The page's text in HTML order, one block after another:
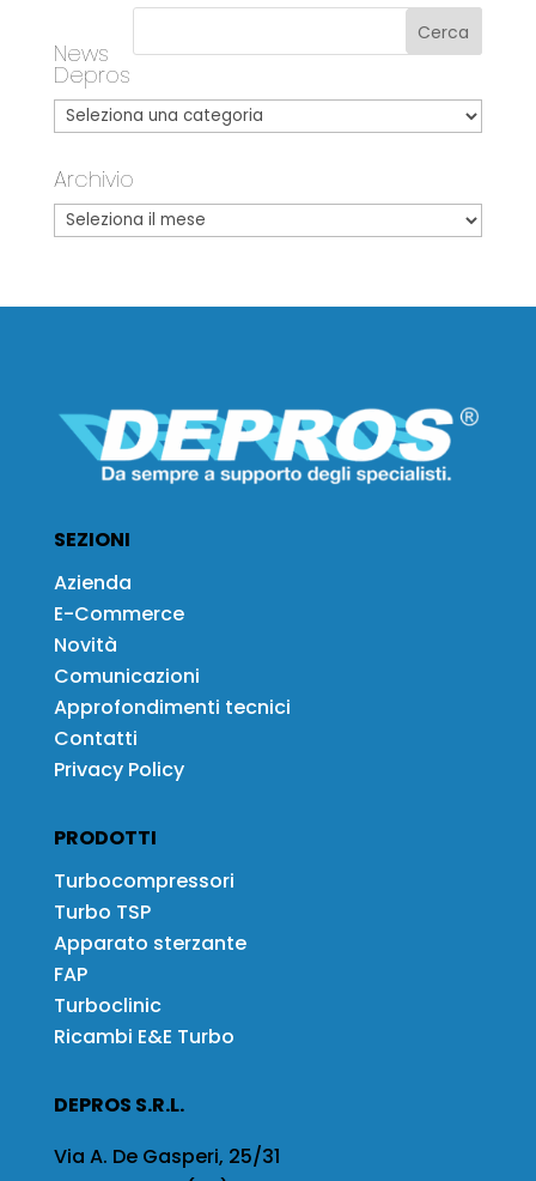
News
Depros
Archivio
SEZIONI
Azienda
E-Commerce
Novità
Comunicazioni
Approfondimenti tecnici
Contatti
Privacy Policy
PRODOTTI
Turbocompressori
Turbo TSP
Apparato sterzante
FAP
Turboclinic
Ricambi E&E Turbo
DEPROS S.R.L.
Via A. De Gasperi, 25/31